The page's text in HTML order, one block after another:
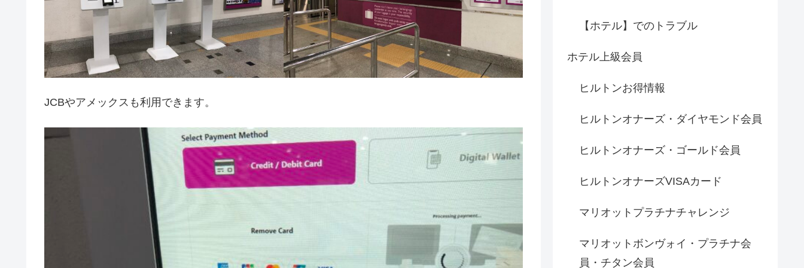
JCBやアメックスも利用できます。
【ホテル】でのトラブル
ホテル上級会員
ヒルトンお得情報
ヒルトンオナーズ・ダイヤモンド会員
ヒルトンオナーズ・ゴールド会員
ヒルトンオナーズVISAカード
マリオットプラチナチャレンジ
マリオットボンヴォイ・プラチナ会
員・チタン会員